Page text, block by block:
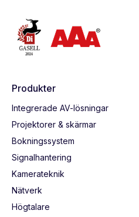
Produkter
Integrerade AV-lösningar
Projektorer & skärmar
Bokningssystem
Signalhantering
Kamerateknik
Nätverk
Högtalare